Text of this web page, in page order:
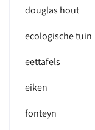
douglas hout
ecologische tuin
eettafels
eiken
fonteyn